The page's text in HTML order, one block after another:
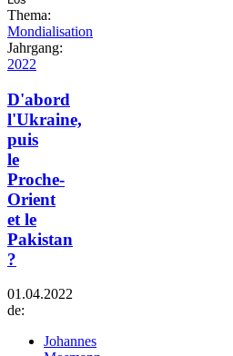
Thema:
Mondialisation
Jahrgang:
2022
D'abord
l'Ukraine,
puis
le
Proche-
Orient
et le
Pakistan
?
01.04.2022
de:
Johannes